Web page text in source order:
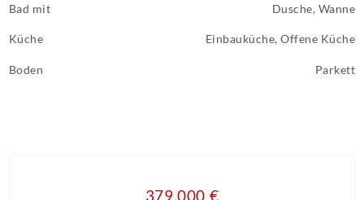
Bad mit Dusche, Wanne
Küche Einbauküche, Offene Küche
Boden Parkett
379.000 €